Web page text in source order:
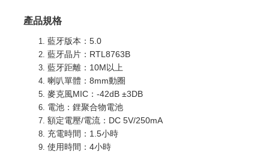
產品規格
藍牙版本：5.0
藍牙晶片：RTL8763B
藍牙距離：10M以上
喇叭單體：8mm動圈
麥克風MIC：-42dB ±3DB
電池：鋰聚合物電池
額定電壓/電流：DC 5V/250mA
充電時間：1.5小時
使用時間：4小時